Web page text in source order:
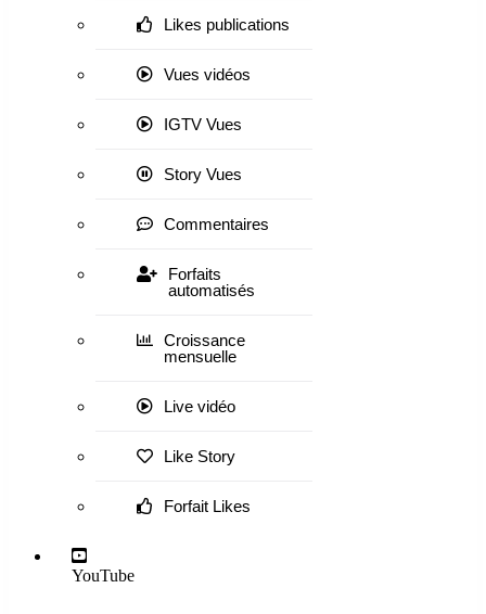
Likes publications
Vues vidéos
IGTV Vues
Story Vues
Commentaires
Forfaits
automatisés
Croissance
mensuelle
Live vidéo
Like Story
Forfait Likes
YouTube